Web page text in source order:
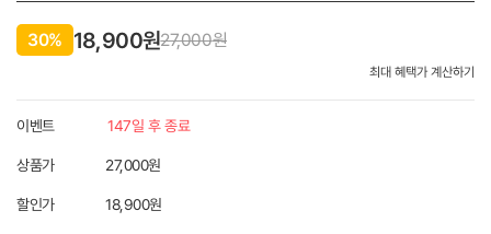
최대 혜택가 계산하기
30% 18,900원27,000원
이벤트 147일 후 종료
상품가 27,000원
할인가 18,900원